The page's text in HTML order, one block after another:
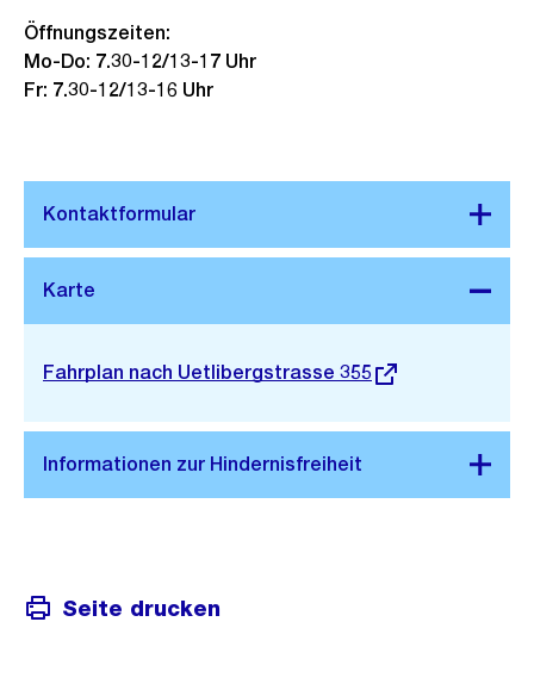
Öffnungszeiten:
Mo-Do: 7.30-12/13-17 Uhr
Fr: 7.30-12/13-16 Uhr
Stadtplan 3D
Externer
Fahrplan nach Uetlibergstrasse 355
Seite drucken